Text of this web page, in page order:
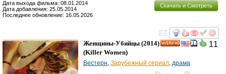
Скачать и Смотреть
Дата выхода фильма: 08.01.2014
Дата добавления: 25.05.2014
Последнее обновление: 16.05.2026
смотреть
11
Женщины-Убийцы (2014)
(Killer Women)
Вестерн, Зарубежный сериал, драма